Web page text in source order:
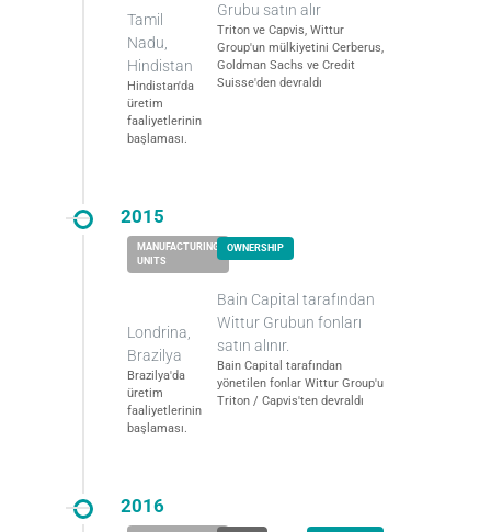
Tamil
Nadu,
Hindistan
Hindistan'da
üretim
faaliyetlerinin
başlaması.
Grubu satın alır
Triton ve Capvis, Wittur
Group'un mülkiyetini Cerberus,
Goldman Sachs ve Credit
Suisse'den devraldı
2015
Londrina,
Brazilya
Brazilya'da
üretim
faaliyetlerinin
başlaması.
Bain Capital tarafından
Wittur Grubun fonları
satın alınır.
Bain Capital tarafından
yönetilen fonlar Wittur Group'u
Triton / Capvis'ten devraldı
2016